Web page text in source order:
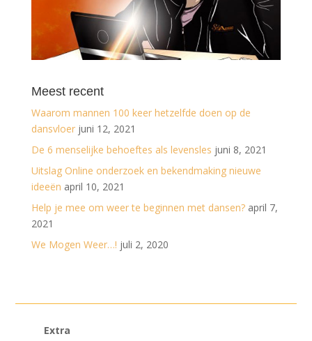
Meest recent
Waarom mannen 100 keer hetzelfde doen op de
dansvloer juni 12, 2021
De 6 menselijke behoeftes als levensles juni 8, 2021
Uitslag Online onderzoek en bekendmaking nieuwe
ideeën april 10, 2021
Help je mee om weer te beginnen met dansen? april 7,
2021
We Mogen Weer…! juli 2, 2020
Extra